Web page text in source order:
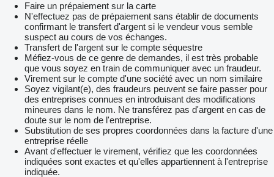
Faire un prépaiement sur la carte
N'effectuez pas de prépaiement sans établir de documents
confirmant le transfert d'argent si le vendeur vous semble
suspect au cours de vos échanges.
Transfert de l'argent sur le compte séquestre
Méfiez-vous de ce genre de demandes, il est très probable
que vous soyez en train de communiquer avec un fraudeur.
Virement sur le compte d'une société avec un nom similaire
Soyez vigilant(e), des fraudeurs peuvent se faire passer pour
des entreprises connues en introduisant des modifications
mineures dans le nom. Ne transférez pas d'argent en cas de
doute sur le nom de l'entreprise.
Substitution de ses propres coordonnées dans la facture d'une
entreprise réelle
Avant d'effectuer le virement, vérifiez que les coordonnées
indiquées sont exactes et qu'elles appartiennent à l'entreprise
indiquée.